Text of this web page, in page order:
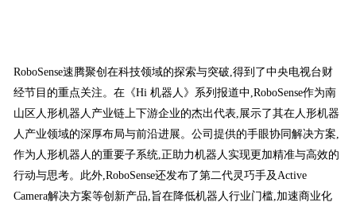
RoboSense速腾聚创在科技领域的探索与突破,得到了中央电视台财
经节目的重点关注。在《Hi 机器人》系列报道中,RoboSense作为南
山区人形机器人产业链上下游企业的杰出代表,展示了其在人形机器
人产业领域的深厚布局与前沿进展。公司提供的手眼协同解决方案,
作为人形机器人的重要子系统,正助力机器人实现更加精准与高效的
行动与思考。此外,RoboSense还发布了第二代灵巧手及Active
Camera解决方案等创新产品,旨在降低机器人行业门槛,加速商业化